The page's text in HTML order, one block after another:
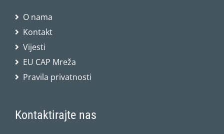
O nama
Kontakt
Vijesti
EU CAP Mreža
Pravila privatnosti
Kontaktirajte nas